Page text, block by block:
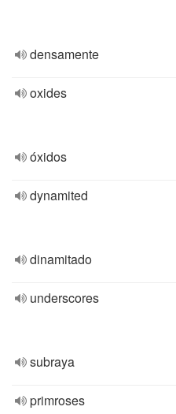
densamente
oxides
óxidos
dynamited
dinamitado
underscores
subraya
primroses